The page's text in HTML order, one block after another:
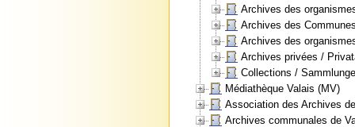
Archives des
Archives des
Archives des
Archives privées /
Collections /
Médiathèque Valais (MV)
Association des Archives
Archives communales de